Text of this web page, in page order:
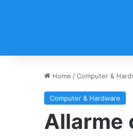
Home /Computer &
Computer & Hardware
Allarme